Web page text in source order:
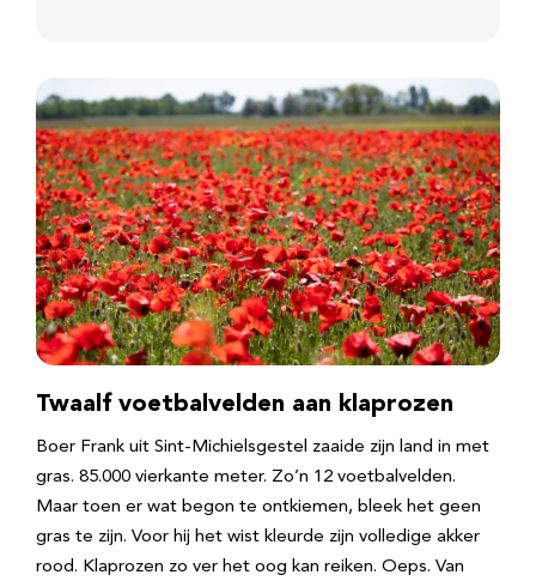
Twaalf voetbalvelden aan klaprozen
Boer Frank uit Sint-Michielsgestel zaaide zijn land in met
gras. 85.000 vierkante meter. Zo’n 12 voetbalvelden.
Maar toen er wat begon te ontkiemen, bleek het geen
gras te zijn. Voor hij het wist kleurde zijn volledige akker
rood. Klaprozen zo ver het oog kan reiken. Oeps. Van